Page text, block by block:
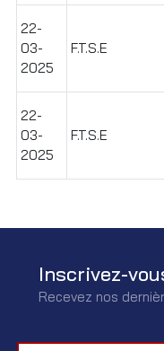
22-
03-
2025
F.T.S.E
22-
03-
2025
F.T.S.E
Inscrivez-
Recevez nos